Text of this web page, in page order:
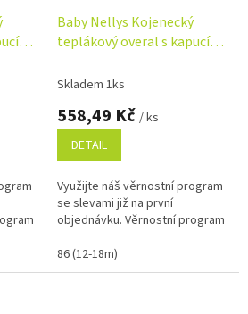
Baby Nellys Kojenecký
teplákový overal s kapucí
Skladem 1ks
558,49 Kč / ks
DETAIL
Využijte náš věrnostní program
se slevami již na první
objednávku. Věrnostní program
86 (12-18m)